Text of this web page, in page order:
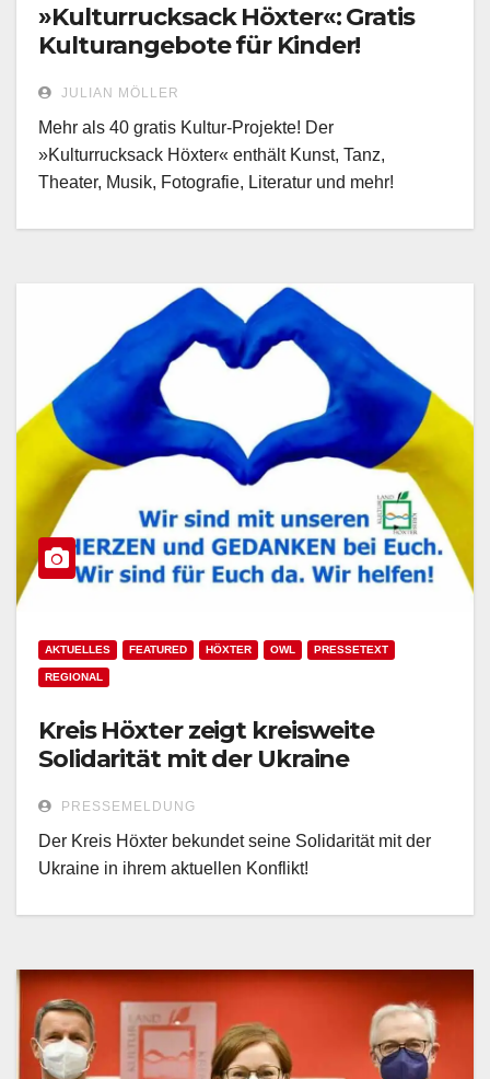
»Kulturrucksack Höxter«: Gratis
Kulturangebote für Kinder!
JULIAN MÖLLER
Mehr als 40 gratis Kultur-Projekte! Der
»Kulturrucksack Höxter« enthält Kunst, Tanz,
Theater, Musik, Fotografie, Literatur und mehr!
AKTUELLES FEATURED HÖXTER OWL PRESSETEXT
REGIONAL
Kreis Höxter zeigt kreisweite
Solidarität mit der Ukraine
PRESSEMELDUNG
Der Kreis Höxter bekundet seine Solidarität mit der
Ukraine in ihrem aktuellen Konflikt!